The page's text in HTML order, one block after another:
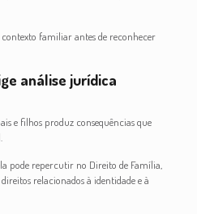
familiar antes de reconhecer
análise jurídica
e filhos produz consequências que
pode repercutir no Direito de Família,
relacionados à identidade e à